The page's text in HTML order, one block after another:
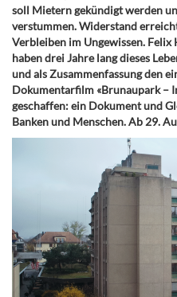
soll Mietern gekündigt werden
verstummen. Widerstand
Verbleiben im Ungewissen.
haben drei Jahre lang dieses
und als Zusammenfassung den
Dokumentarfilm «Brunaupark –
geschaffen: ein Dokument und
Banken und Menschen. Ab 29.